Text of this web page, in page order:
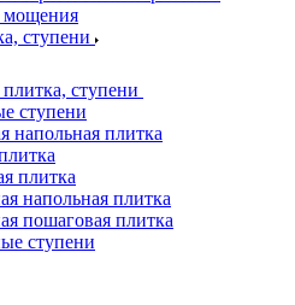
ступени
ступени
ступени
напольная плитка
плитка
напольная плитка
пошаговая плитка
ступени